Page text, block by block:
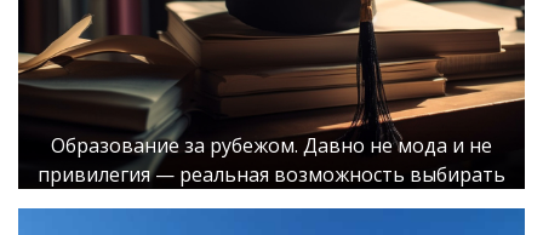
Образование за рубежом. Давно не мода и не
привилегия — реальная возможность выбирать